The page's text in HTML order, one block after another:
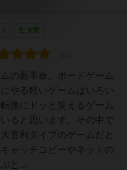
充実
の新革命。ボードゲーム
やる軽いゲームはいろい
換にドッと笑えるゲーム
ると思います。その中で
喜利タイプのゲームだと
ャッチコピーやネットの
と...